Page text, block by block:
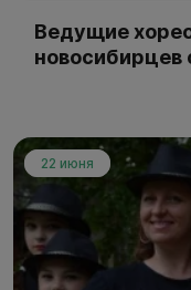
Ведущие
новосибирцев
22 июня